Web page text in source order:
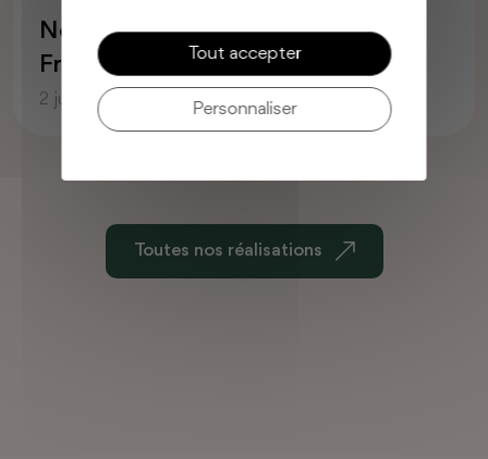
Toutes nos réalisations
Tout accepter
Personnaliser